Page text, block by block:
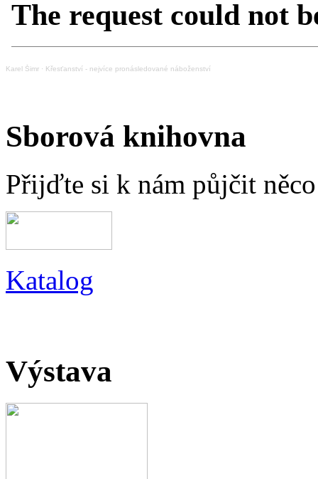
Karel Šimr · Křesťanství - nejvíce pronásledované náboženství
Sborová knihovna
Přijďte si k nám půjčit
Katalog
Výstava